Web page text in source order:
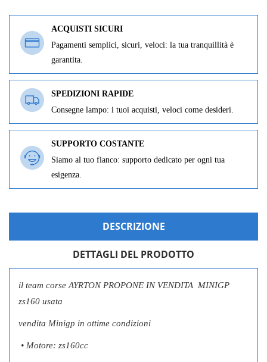
ACQUISTI SICURI
Pagamenti semplici, sicuri, veloci: la tua tranquillità è
garantita.
SPEDIZIONI RAPIDE
Consegne lampo: i tuoi acquisti, veloci come desideri.
SUPPORTO COSTANTE
Siamo al tuo fianco: supporto dedicato per ogni tua
esigenza.
DESCRIZIONE
DETTAGLI DEL PRODOTTO
il team corse AYRTON PROPONE IN VENDITA MINIGP
zs160 usata
vendita Minigp in ottime condizioni
• Motore: zs160cc
LE MIE LISTE DI DESIDERI
CREA LISTA DEI DESIDERI
NOME LISTA DEI DESIDERI
ACCEDI
lista dei desideri.